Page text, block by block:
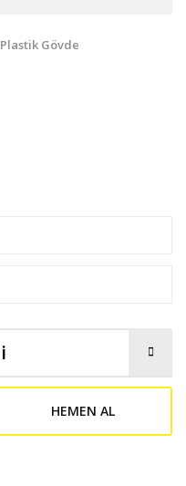
Plastik Gövde
HEMEN AL